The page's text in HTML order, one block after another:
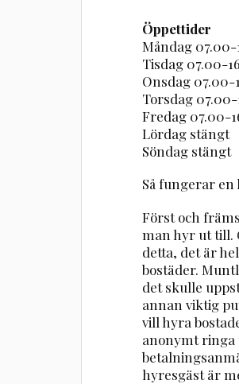
Öppettider
Måndag 07.00-
Tisdag 07.00-
Onsdag 07.00-
Torsdag
Fredag 07.00-
Lördag stängt
Söndag stängt
Så fungerar en
Först och
man hyr ut till.
detta, det är
bostäder.
det skulle
annan viktig
vill hyra
anonymt
hyresgäst är